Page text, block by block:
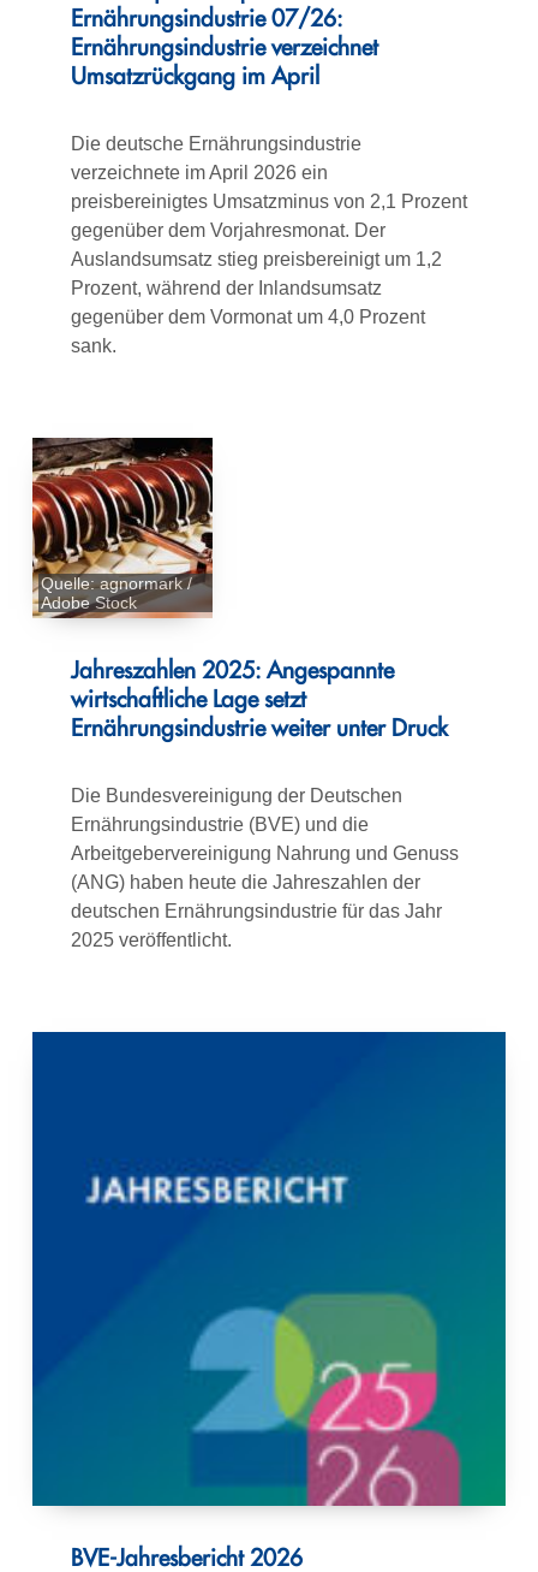
Ernährungsindustrie 07/26:
Ernährungsindustrie verzeichnet
Umsatzrückgang im April
Die deutsche Ernährungsindustrie
verzeichnete im April 2026 ein
preisbereinigtes Umsatzminus von 2,1 Prozent
gegenüber dem Vorjahresmonat. Der
Auslandsumsatz stieg preisbereinigt um 1,2
Prozent, während der Inlandsumsatz
gegenüber dem Vormonat um 4,0 Prozent
sank.
Quelle: agnormark /
Adobe Stock
Jahreszahlen 2025: Angespannte
wirtschaftliche Lage setzt
Ernährungsindustrie weiter unter Druck
Die Bundesvereinigung der Deutschen
Ernährungsindustrie (BVE) und die
Arbeitgebervereinigung Nahrung und Genuss
(ANG) haben heute die Jahreszahlen der
deutschen Ernährungsindustrie für das Jahr
2025 veröffentlicht.
BVE-Jahresbericht 2026